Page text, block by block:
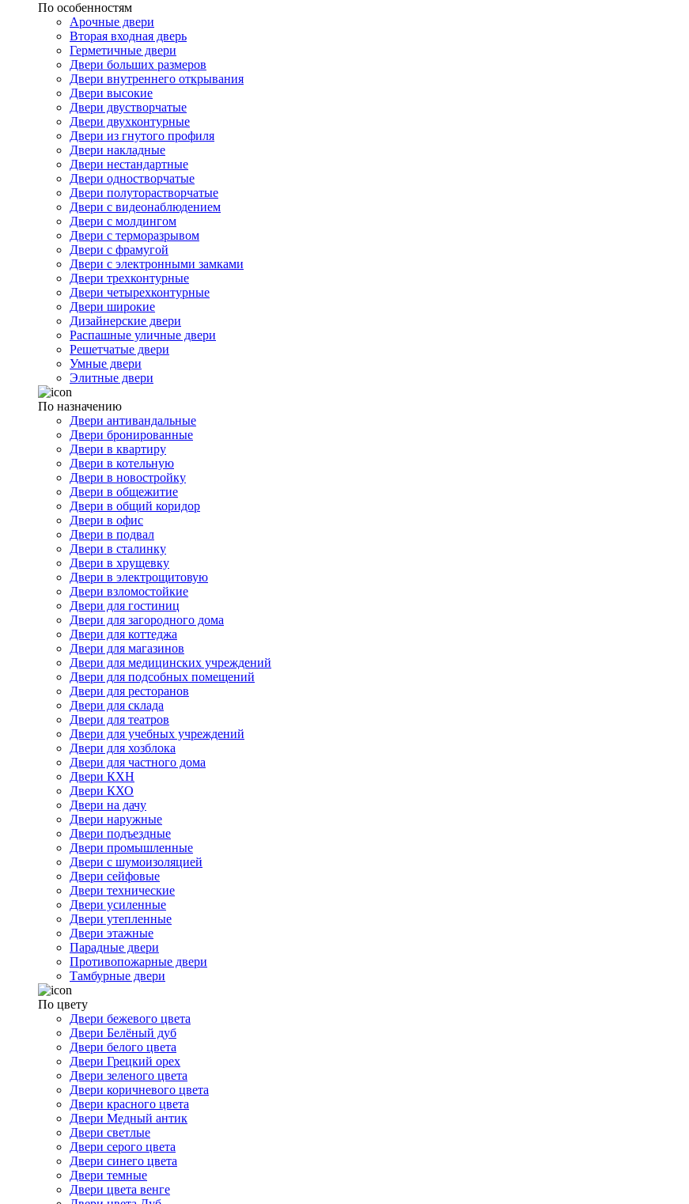
По особенностям
Арочные двери
Вторая входная дверь
Герметичные двери
Двери больших размеров
Двери внутреннего открывания
Двери высокие
Двери двустворчатые
Двери двухконтурные
Двери из гнутого профиля
Двери накладные
Двери нестандартные
Двери одностворчатые
Двери полуторастворчатые
Двери с видеонаблюдением
Двери с молдингом
Двери с терморазрывом
Двери с фрамугой
Двери с электронными замками
Двери трехконтурные
Двери четырехконтурные
Двери широкие
Дизайнерские двери
Распашные уличные двери
Решетчатые двери
Умные двери
Элитные двери
По назначению
Двери антивандальные
Двери бронированные
Двери в квартиру
Двери в котельную
Двери в новостройку
Двери в общежитие
Двери в общий коридор
Двери в офис
Двери в подвал
Двери в сталинку
Двери в хрущевку
Двери в электрощитовую
Двери взломостойкие
Двери для гостиниц
Двери для загородного дома
Двери для коттеджа
Двери для магазинов
Двери для медицинских учреждений
Двери для подсобных помещений
Двери для ресторанов
Двери для склада
Двери для театров
Двери для учебных учреждений
Двери для хозблока
Двери для частного дома
Двери КХН
Двери КХО
Двери на дачу
Двери наружные
Двери подъездные
Двери промышленные
Двери с шумоизоляцией
Двери сейфовые
Двери технические
Двери усиленные
Двери утепленные
Двери этажные
Парадные двери
Противопожарные двери
Тамбурные двери
По цвету
Двери бежевого цвета
Двери Белёный дуб
Двери белого цвета
Двери Грецкий орех
Двери зеленого цвета
Двери коричневого цвета
Двери красного цвета
Двери Медный антик
Двери светлые
Двери серого цвета
Двери синего цвета
Двери темные
Двери цвета венге